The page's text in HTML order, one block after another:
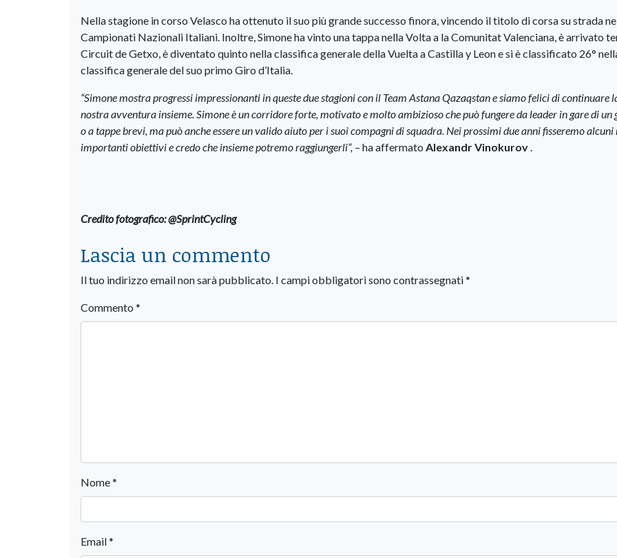
Nella stagione in corso Velasco ha ottenuto il suo più grande successo finora, vincendo il titolo di corsa su strada
Campionati Nazionali Italiani. Inoltre, Simone ha vinto una tappa nella Volta a la Comunitat Valenciana, è arrivato
Circuit de Getxo, è diventato quinto nella classifica generale della Vuelta a Castilla y Leon e si è classificato 26°
classifica generale del suo primo Giro d’Italia.
“Simone mostra progressi impressionanti in queste due stagioni con il Team Astana Qazaqstan e siamo felici di continuare
nostra avventura insieme. Simone è un corridore forte, motivato e molto ambizioso che può fungere da leader in gare di un
o a tappe brevi, ma può anche essere un valido aiuto per i suoi compagni di squadra. Nei prossimi due anni fisseremo
importanti obiettivi e credo che insieme potremo raggiungerli”, – ha affermato Alexandr Vinokurov
Credito fotografico: @SprintCycling
Lascia un commento
Il tuo indirizzo email non sarà pubblicato. I campi obbligatori sono contrassegnati*
Commento *
Nome*
Email*